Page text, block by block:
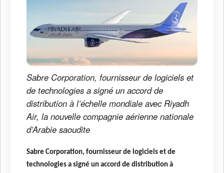
Sabre Corporation, fournisseur de logiciels et
de technologies a signé un accord de
distribution à l’échelle mondiale avec Riyadh
Air, la nouvelle compagnie aérienne nationale
d’Arabie saoudite
Sabre Corporation, fournisseur de logiciels et de
technologies a signé un accord de distribution à